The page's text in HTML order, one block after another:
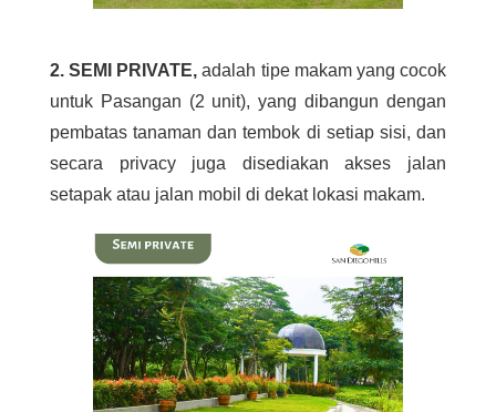
2. SEMI PRIVATE,adalah tipe makam yang cocok
untuk Pasangan (2 unit), yang dibangun dengan
pembatas tanaman dan tembok di setiap sisi, dan
secara privacy juga disediakan akses jalan
setapak atau jalan mobil di dekat lokasi makam.